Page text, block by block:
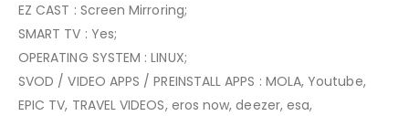
EZ CAST : Screen Mirroring;
SMART TV : Yes;
OPERATING SYSTEM : LINUX;
SVOD / VIDEO APPS / PREINSTALL APPS : MOLA, Youtube,
EPIC TV, TRAVEL VIDEOS, eros now, deezer, esa,